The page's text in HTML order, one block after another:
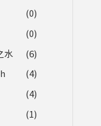
(0)
(0)
水
(6)
(4)
(4)
(1)